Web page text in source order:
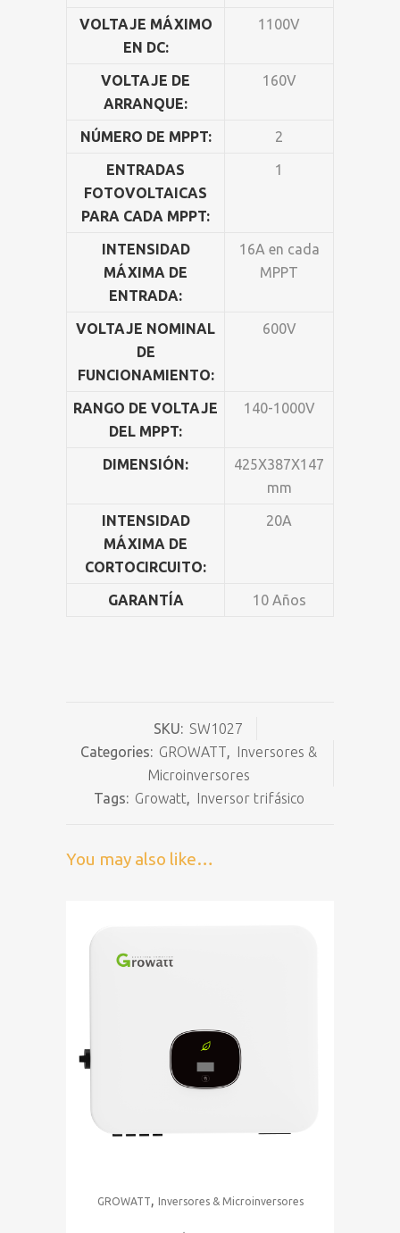
VOLTAJE MÁXIMO
EN DC:
1100V
VOLTAJE DE
ARRANQUE:
160V
NÚMERO DE MPPT: 2
ENTRADAS
FOTOVOLTAICAS
PARA CADA MPPT:
1
INTENSIDAD
MÁXIMA DE
ENTRADA:
16A en cada
MPPT
VOLTAJE NOMINAL
DE
FUNCIONAMIENTO:
600V
RANGO DE VOLTAJE
DEL MPPT:
140-1000V
DIMENSIÓN:
425X387X147
mm
INTENSIDAD
MÁXIMA DE
CORTOCIRCUITO:
20A
GARANTÍA 10 Años
SKU: SW1027
Categories: GROWATT, Inversores &
Microinversores
Tags: Growatt, Inversor trifásico
You may also like…
GROWATT, Inversores & Microinversores